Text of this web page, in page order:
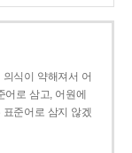
식이 약해져서 어
로 삼고, 어원에
준어로 삼지 않겠